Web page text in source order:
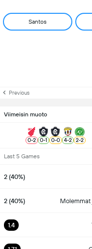
Santos
Previous
Viimeisin muoto
0-2 0-1 0-0 4-2 2-2
Last 5 Games
2 (40%)
2 (40%) Molemmat
1.4